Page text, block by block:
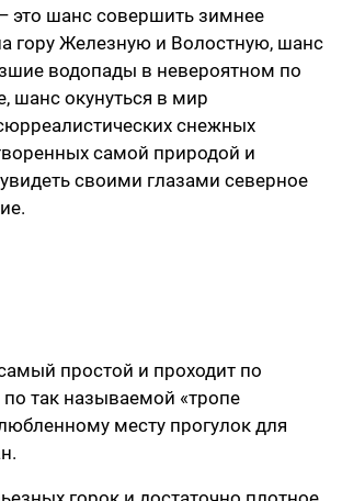
это шанс совершить зимнее
гору Железную и Волостную, шанс
водопады в невероятном по
шанс окунуться в мир
снежных
самой природой и
своими глазами северное
простой и проходит по
так называемой «тропе
месту прогулок для